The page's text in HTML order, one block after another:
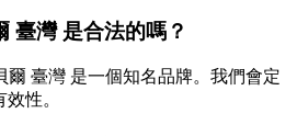
臺灣 是合法的嗎？
爾 臺灣 是一個知名品牌。我們會定
性。